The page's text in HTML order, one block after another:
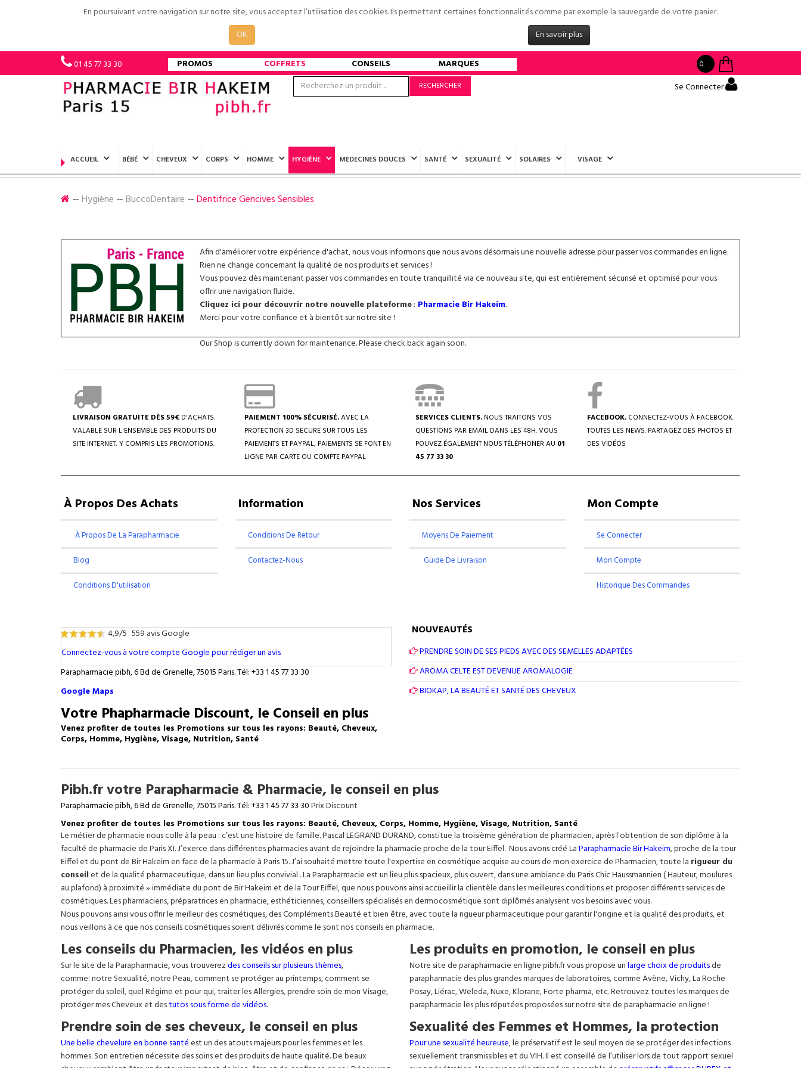
En poursuivant votre navigation sur notre site, vous acceptez l’utilisation des cookies. Ils permettent certaines fonctionnalités comme par exemple la sauvegarde de votre panier.
OK
En savoir plus
01 45 77 33 30 PROMOS COFFRETS CONSEILS MARQUES
0
RECHERCHER
Se Connecter
ACCUEIL BÉBÉ CHEVEUX CORPS HOMME HYGIÈNE MEDECINES DOUCES SANTÉ SEXUALITÉ SOLAIRES VISAGE
Hygiène BuccoDentaire Dentifrice Gencives Sensibles
Afin d'améliorer votre expérience d'achat, nous vous informons que nous avons désormais une nouvelle adresse pour passer vos commandes en ligne.
Rien ne change concernant la qualité de nos produits et services !
Vous pouvez dès maintenant passer vos commandes en toute tranquillité via ce nouveau site, qui est entièrement sécurisé et optimisé pour vous
offrir une navigation fluide.
Cliquez ici pour découvrir notre nouvelle plateforme: Pharmacie Bir Hakeim.
Merci pour votre confiance et à bientôt sur notre site !
Our Shop is currently down for maintenance. Please check back again soon.
LIVRAISON GRATUITE DÈS 59€ D'ACHATS.
VALABLE SUR L'ENSEMBLE DES PRODUITS DU
SITE INTERNET, Y COMPRIS LES PROMOTIONS.
PAIEMENT 100% SÉCURISÉ.AVEC LA
PROTECTION 3D SECURE SUR TOUS LES
PAIEMENTS ET PAYPAL, PAIEMENTS SE FONT EN
LIGNE PAR CARTE OU COMPTE PAYPAL
SERVICES CLIENTS. NOUS TRAITONS VOS
QUESTIONS PAR EMAIL DANS LES 48H. VOUS
POUVEZ ÉGALEMENT NOUS TÉLÉPHONER AU 01
45 77 33 30
FACEBOOK.CONNECTEZ-VOUS À FACEBOOK.
TOUTES LES NEWS. PARTAGEZ DES PHOTOS ET
DES VIDÉOS
À Propos Des Achats
À Propos De La Parapharmacie
Blog
Conditions D'utilisation
Information
Conditions De Retour
Contactez-Nous
Nos Services
Moyens De Paiement
Guide De Livraison
Mon Compte
Se Connecter
Mon Compte
Historique Des Commandes
4,9/5 559 avis Google
Connectez-vous à votre compte Google pour rédiger un avis
Parapharmacie pibh, 6 Bd de Grenelle, 75015 Paris. Tél: +33 1 45 77 33 30
Google Maps
Votre Phapharmacie Discount, le Conseil en plus
Venez profiter de toutes les Promotions sur tous les rayons: Beauté, Cheveux,
Corps, Homme, Hygiène, Visage, Nutrition, Santé
NOUVEAUTÉS
PRENDRE SOIN DE SES PIEDS AVEC DES SEMELLES ADAPTÉES
AROMA CELTE EST DEVENUE AROMALOGIE
BIOKAP, LA BEAUTÉ ET SANTÉ DES CHEVEUX
Pibh.fr votre Parapharmacie & Pharmacie, le conseil en plus
Parapharmacie pibh, 6 Bd de Grenelle, 75015 Paris. Tél: +33 1 45 77 33 30Prix Discount
Venez profiter de toutes les Promotions sur tous les rayons: Beauté, Cheveux, Corps, Homme, Hygiène, Visage, Nutrition, Santé
Le métier de pharmacie nous colle à la peau : c’est une histoire de famille. Pascal LEGRAND DURAND, constitue la troisième génération de pharmacien, après l'obtention de son diplôme à la
faculté de pharmacie de Paris XI. J’exerce dans différentes pharmacies avant de rejoindre la pharmacie proche de la tour Eiffel. Nous avons créé LaParapharmacie Bir Hakeim, proche de la tour
Eiffelet du pont de Bir Hakeim en face de la pharmacie à Paris 15. J’ai souhaité mettre toute l'expertise en cosmétique acquise au cours de mon exercice de Pharmacien, toute la rigueur du
conseilet de la qualité pharmaceutique, dans un lieu plus convivial . La Parapharmacie est un lieu plus spacieux, plus ouvert, dans une ambiance du Paris Chic Haussmannien ( Hauteur, moulures
au plafond) à proximité » immédiate du pont de Bir Hakeim et de la Tour Eiffel, que nous pouvons ainsi accueillir la clientèle dans les meilleures conditions et proposer différents services de
cosmétiques. Les pharmaciens, préparatrices en pharmacie, esthéticiennes, conseillers spécialisés en dermocosmétique sont diplômés analysent vos besoins avec vous.
Nous pouvons ainsi vous offrir le meilleur des cosmétiques, des Compléments Beauté et bien être, avec toute la rigueur pharmaceutique pour garantir l'origine et la qualité des produits, et
nous veillons à ce que nos conseils cosmétiques soient délivrés comme le sont nos conseils en pharmacie.
Les conseils du Pharmacien, les vidéos en plus
Sur le site de la Parapharmacie, vous trouverezdes conseils sur plusieurs thèmes,
comme: notre Sexualité, notre Peau, comment se protéger au printemps, comment se
protéger du soleil, quel Régime et pour qui, traiter les Allergies, prendre soin de mon Visage,
protéger mes Cheveux et destutos sous forme de vidéos.
Les produits en promotion, le conseil en plus
Notre site de parapharmacie en ligne pibh.fr vous propose unlarge choix de produitsde
parapharmacie des plus grandes marques de laboratoires, comme Avène, Vichy, La Roche
Posay, Liérac, Weleda, Nuxe, Klorane, Forte pharma, etc. Retrouvez toutes les marques de
parapharmacie les plus réputées proposées sur notre site de parapharmacie en ligne !
Prendre soin de ses cheveux, le conseil en plus
Une belle chevelure en bonne santéest un des atouts majeurs pour les femmes et les
hommes. Son entretien nécessite des soins et des produits de haute qualité. De beaux
Sexualité des Femmes et Hommes, la protection
Pour une sexualité heureuse, le préservatif est le seul moyen de se protéger des infections
sexuellement transmissibles et du VIH. Il est conseillé de l’utiliser lors de tout rapport sexuel